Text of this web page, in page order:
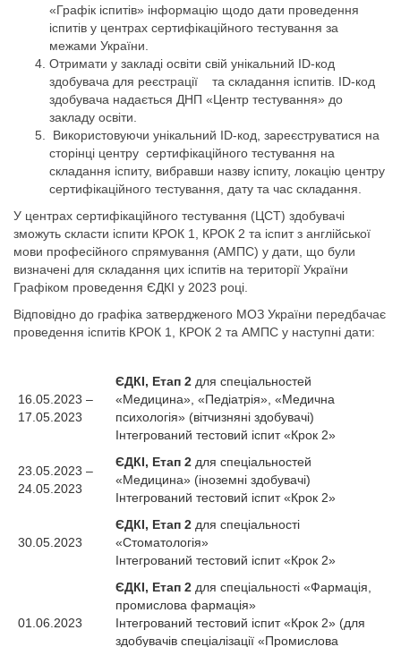
«Графік іспитів» інформацію щодо дати проведення
іспитів у центрах сертифікаційного тестування за
межами України.
Отримати у закладі освіти свій унікальний ID-код
здобувача для реєстрації та складання іспитів. ID-код
здобувача надається ДНП «Центр тестування» до
закладу освіти.
Використовуючи унікальний ID-код, зареєструватися на
сторінці центру сертифікаційного тестування на
складання іспиту, вибравши назву іспиту, локацію центру
сертифікаційного тестування, дату та час складання.
У центрах сертифікаційного тестування (ЦСТ) здобувачі
зможуть скласти іспити КРОК 1, КРОК 2 та іспит з англійської
мови професійного спрямування (АМПС) у дати, що були
визначені для складання цих іспитів на території України
Графіком проведення ЄДКІ у 2023 році.
Відповідно до графіка затвердженого МОЗ України передбачає
проведення іспитів КРОК 1, КРОК 2 та АМПС у наступні дати:
16.05.2023 –
17.05.2023
ЄДКІ, Етап 2 для спеціальностей
«Медицина», «Педіатрія», «Медична
психологія» (вітчизняні здобувачі)
Інтегрований тестовий іспит «Крок 2»
23.05.2023 –
24.05.2023
ЄДКІ, Етап 2 для спеціальностей
«Медицина» (іноземні здобувачі)
Інтегрований тестовий іспит «Крок 2»
30.05.2023
ЄДКІ, Етап 2 для спеціальності
«Стоматологія»
Інтегрований тестовий іспит «Крок 2»
01.06.2023
ЄДКІ, Етап 2 для спеціальності «Фармація,
промислова фармація»
Інтегрований тестовий іспит «Крок 2» (для
здобувачів спеціалізації «Промислова